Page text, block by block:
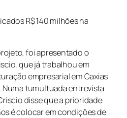
R$ 140 milhões na
foi apresentado o
que já trabalhou em
empresarial em Caxias
Numa tumultuada entrevista
disse que a prioridade
é colocar em condições de